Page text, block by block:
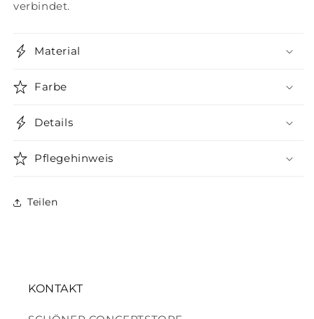
verbindet.
Material
Farbe
Details
Pflegehinweis
Teilen
KONTAKT